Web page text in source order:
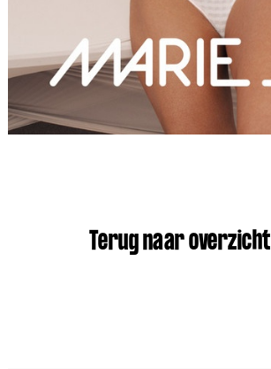
Terug naar overzicht